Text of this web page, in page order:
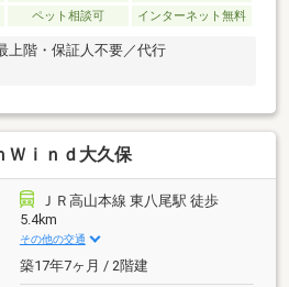
ペット相談可 インターネット無料
上階・保証人不要／代行
Ｗｉｎｄ大久保
ＪＲ高山本線 東八尾駅 徒歩
5.4km
その他の交通
築17年7ヶ月 / 2階建